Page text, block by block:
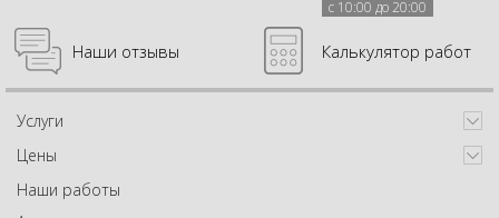
с 10:00 до 20:00
Наши отзывы Калькулятор работ
Услуги
Цены
Наши работы